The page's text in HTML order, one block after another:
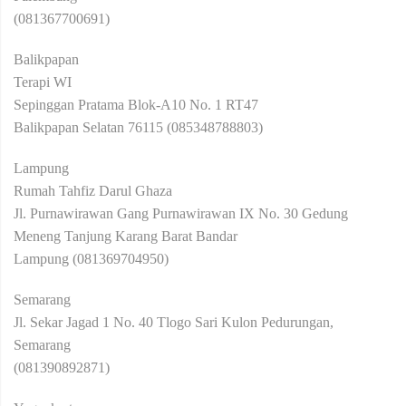
(081367700691)
Balikpapan
Terapi WI
Sepinggan Pratama Blok-A10 No. 1 RT47
Balikpapan Selatan 76115 (085348788803)
Lampung
Rumah Tahfiz Darul Ghaza
Jl. Purnawirawan Gang Purnawirawan IX No. 30 Gedung
Meneng Tanjung Karang Barat Bandar
Lampung (081369704950)
Semarang
Jl. Sekar Jagad 1 No. 40 Tlogo Sari Kulon Pedurungan,
Semarang
(081390892871)